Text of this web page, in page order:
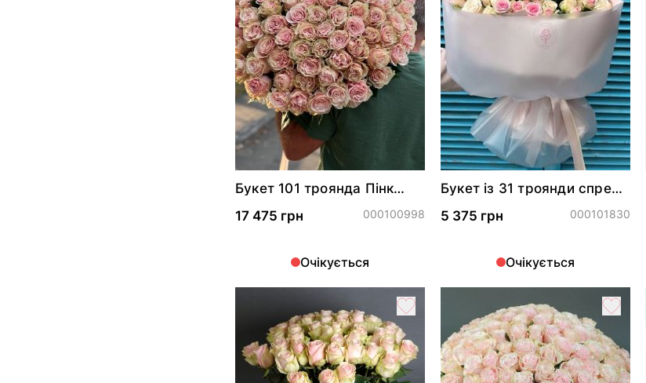
Букет 101 троянда Пінк
17 475 грн
000100998
Очікується
Букет із 31 троянди спрей
5 375 грн
000101830
Очікується